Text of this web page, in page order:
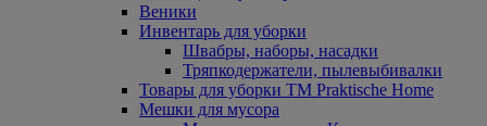
Веники
Инвентарь для уборки
Швабры, наборы, насадки
Тряпкодержатели, пылевыбивалки
Товары для уборки ТМ Praktische Home
Мешки для мусора